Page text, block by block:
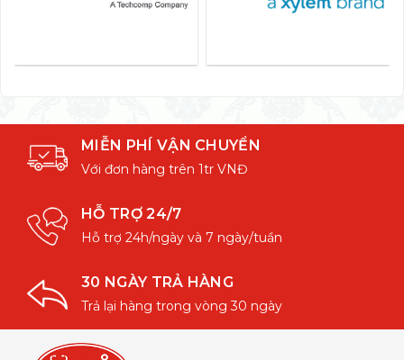
MIỄN PHÍ VẬN CHUYỂN
Với đơn hàng trên 1tr VNĐ
HỖ TRỢ 24/7
Hỗ trợ 24h/ngày và 7 ngày/tuần
30 NGÀY TRẢ HÀNG
Trả lại hàng trong vòng 30 ngày